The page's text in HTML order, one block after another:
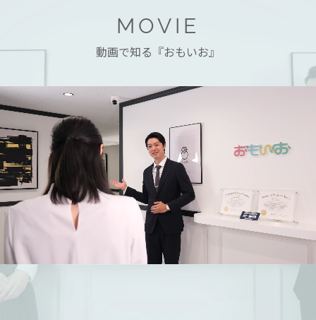
MOVIE
動画で知る『おもいお』